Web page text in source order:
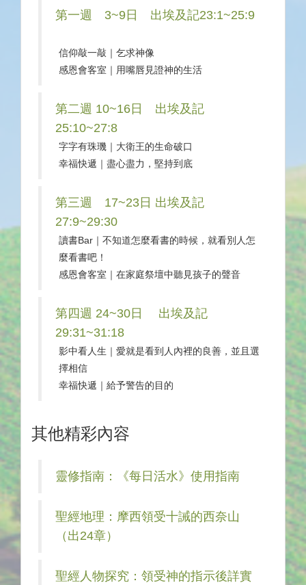
第一週 3~9日 出埃及記23:1~25:9
信仰敲一敲｜乞求神像
感恩會客室｜用嘴唇見證神的生活
第二週 10~16日 出埃及記
25:10~27:8
字字有珠璣｜大衛王的生命破口
幸福快遞｜盡心盡力，堅持到底
第三週 17~23日 出埃及記
27:9~29:30
讀書Bar｜不知道怎麼看書的時候，就看別人怎
麼看書吧！
感恩會客室｜在家庭祭壇中聽見孩子的聲音
第四週 24~30日 出埃及記
29:31~31:18
影中看人生｜愛就是看到人內裡的良善，並且選
擇相信
幸福快遞｜給予警告的目的
其他精彩內容
靈修指南：《每日活水》使用指南
聖經地理：摩西領受十誡的西奈山
（出24章）
聖經人物探究：領受神的指示後詳實